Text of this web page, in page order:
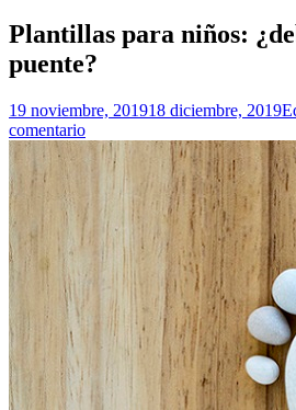
Plantillas para niños:
puente?
19 noviembre, 201918 diciembre, 2019
comentario